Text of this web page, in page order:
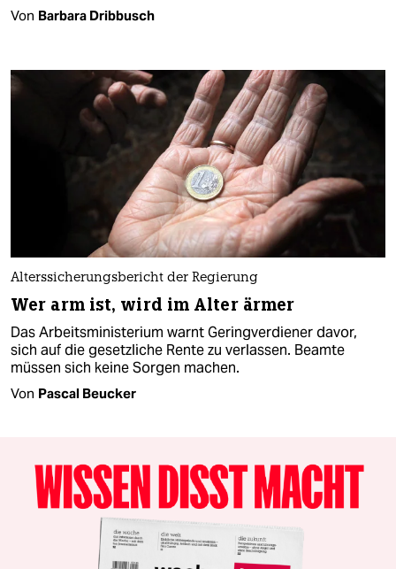
Von Barbara Dribbusch
Alterssicherungsbericht der Regierung
Wer arm ist, wird im Alter ärmer
Das Arbeitsministerium warnt Geringverdiener davor,
sich auf die gesetzliche Rente zu verlassen. Beamte
müssen sich keine Sorgen machen.
Von Pascal Beucker